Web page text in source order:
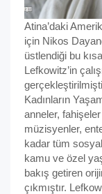
Atina’daki
için Nikos
üstlendiği bu
Lefkowitz’in
Kadınların
anneler,
müzisyenler,
kadar tüm sosyal
kamu ve özel
bakış getiren
çıkmıştır.